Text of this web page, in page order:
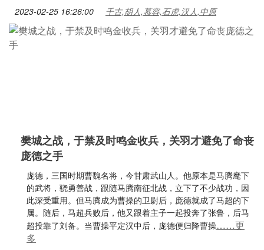
2023-02-25 16:26:00 千古,胡人,慕容,石虎,汉人,中原
樊城之战，于禁及时鸣金收兵，关羽才避免了命丧
庞德之手
庞德，三国时期曹魏名将，今甘肃武山人。他原本是马腾麾下
的武将，骁勇善战，跟随马腾南征北战，立下了不少战功，因
此深受重用。但马腾成为曹操的卫尉后，庞德就成了马超的下
属。随后，马超兵败后，他又跟着主子一起投奔了张鲁，后马
超投靠了刘备。当曹操平定汉中后，庞德便归降曹操……更
多